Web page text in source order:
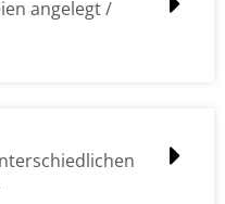
angelegt /